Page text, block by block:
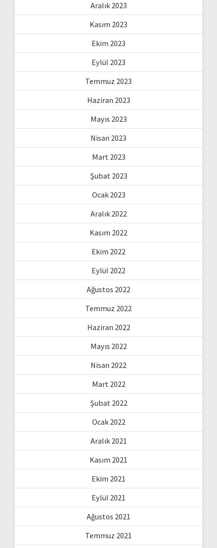
Aralık 2023
Kasım 2023
Ekim 2023
Eylül 2023
Temmuz 2023
Haziran 2023
Mayıs 2023
Nisan 2023
Mart 2023
Şubat 2023
Ocak 2023
Aralık 2022
Kasım 2022
Ekim 2022
Eylül 2022
Ağustos 2022
Temmuz 2022
Haziran 2022
Mayıs 2022
Nisan 2022
Mart 2022
Şubat 2022
Ocak 2022
Aralık 2021
Kasım 2021
Ekim 2021
Eylül 2021
Ağustos 2021
Temmuz 2021